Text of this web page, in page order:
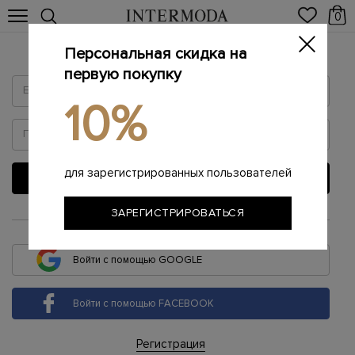
0
Войти
ВОЙТИ
или
Войти с помощью GOOGLE
Войти с помощью FACEBOOK
Регистрация
Персональная скидка на
первую покупку
10%
для зарегистрированных пользователей
ЗАРЕГИСТРИРОВАТЬСЯ